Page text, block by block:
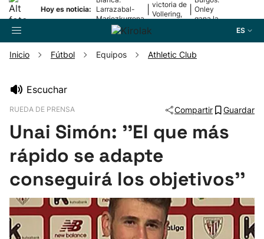
Hoy es noticia:
Larrazabal-
Mariezkurrena
II, a la final
victoria de
Vollering,
Onley
gana la
ES
Pelota
Remo
Baloncesto
Inicio Fútbol Equipos Athletic Club
Escuchar
RUEDA DE PRENSA Compartir Guardar
Unai Simón: ''El que más
rápido se adapte
conseguirá los objetivos''